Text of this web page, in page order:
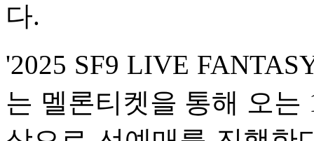
다.
'2025 SF9 LIVE
는 멜론티켓을 통해 오는